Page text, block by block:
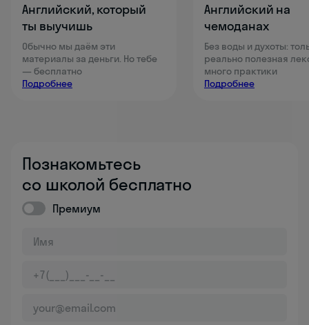
Английский, который
ты выучишь
Обычно мы даём эти
материалы за деньги. Но тебе
— бесплатно
Подробнее
Английский на
чемоданах
Без воды и духоты:
реально полезная
много практики
Подробнее
Познакомьтесь
со школой бесплатно
Премиум